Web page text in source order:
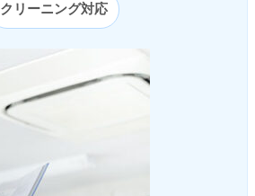
クリーニング対応